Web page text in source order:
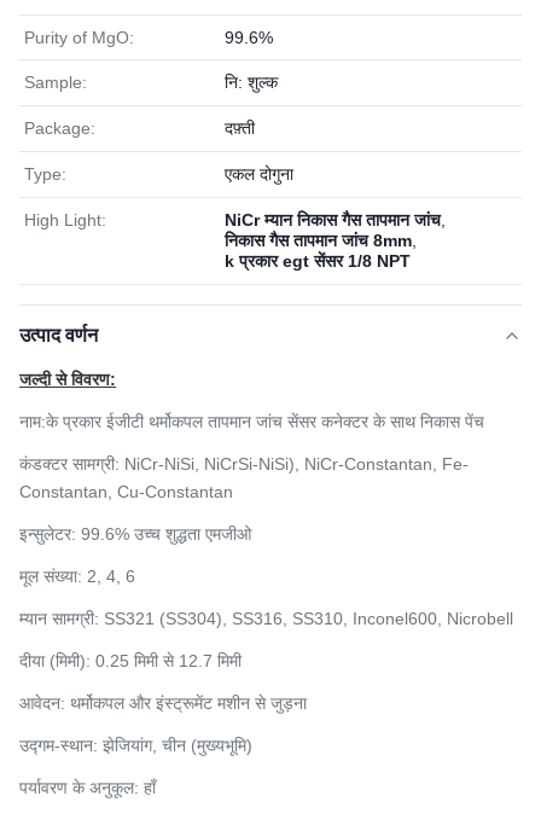
Purity of MgO: 99.6%
Sample: नि: शुल्क
Package: दफ़्ती
Type: एकल दोगुना
High Light: NiCr म्यान निकास गैस तापमान जांच,
निकास गैस तापमान जांच 8mm
k प्रकार egt सेंसर 1/8 NPT
उत्पाद वर्णन
जल्दी से विवरण:
नाम:के प्रकार ईजीटी थर्मोकपल तापमान जांच सेंसर कनेक्टर के साथ निकास पेंच
कंडक्टर सामग्री: NiCr-NiSi, NiCrSi-NiSi), NiCr-Constantan, Fe-
Constantan, Cu-Constantan
इन्सुलेटर: 99.6% उच्च शुद्धता एमजीओ
मूल संख्या: 2, 4, 6
म्यान सामग्री: SS321 (SS304), SS316, SS310, Inconel600, Nicrobell
दीया (मिमी): 0.25 मिमी से 12.7 मिमी
आवेदन: थर्मोकपल और इंस्ट्रूमेंट मशीन से जुड़ना
उद्गम-स्थान: झेजियांग, चीन (मुख्यभूमि)
पर्यावरण के अनुकूल: हाँ